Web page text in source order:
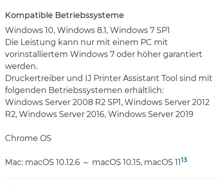
Kompatible Betriebssysteme
Windows 10, Windows 8.1, Windows 7 SP1
Die Leistung kann nur mit einem PC mit
vorinstalliertem Windows 7 oder höher garantiert
werden.
Druckertreiber und IJ Printer Assistant Tool sind mit
folgenden Betriebssystemen erhältlich:
Windows Server 2008 R2 SP1, Windows Server 2012
R2, Windows Server 2016, Windows Server 2019
Chrome OS
Mac: macOS 10.12.6 ～ macOS 10.15, macOS 1113